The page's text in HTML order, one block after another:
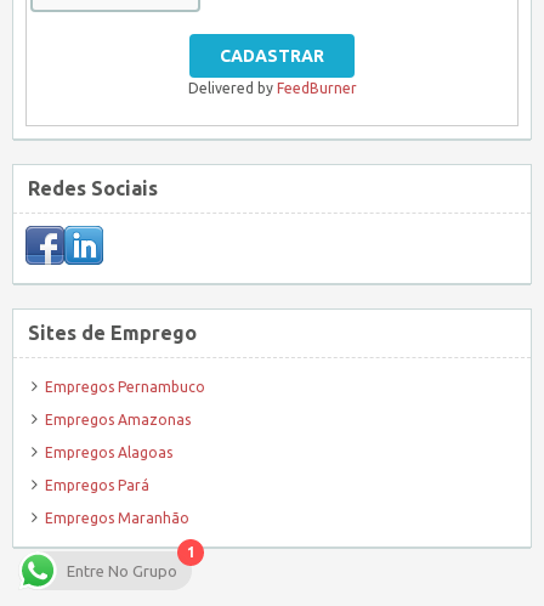
Delivered by FeedBurner
Redes Sociais
Sites de Emprego
Empregos Pernambuco
Empregos Amazonas
Empregos Alagoas
Empregos Pará
Empregos Maranhão
1
Entre No Grupo